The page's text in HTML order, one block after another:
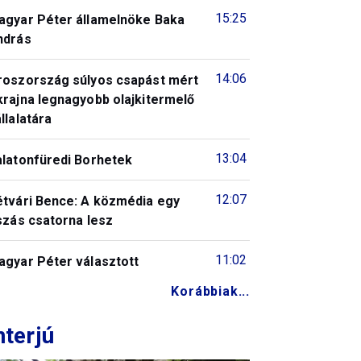
15:25
Péter államelnöke Baka
14:06
súlyos csapást mért
legnagyobb olajkitermelő
13:04
Borhetek
12:07
Bence: A közmédia egy
csatorna lesz
11:02
Péter választott
Korábbiak...